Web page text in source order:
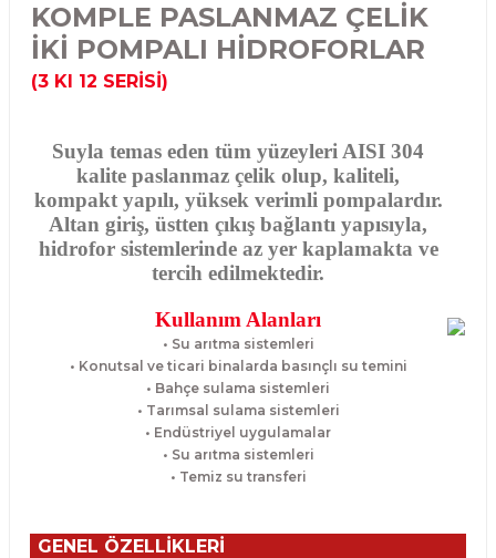
KOMPLE PASLANMAZ ÇELİK
İKİ POMPALI HİDROFORLAR
(3 KI 12 SERİSİ)
Suyla temas eden tüm yüzeyleri AISI 304
kalite paslanmaz çelik olup, kaliteli,
kompakt yapılı, yüksek verimli pompalardır.
Altan giriş, üstten çıkış bağlantı yapısıyla,
hidrofor sistemlerinde az yer kaplamakta ve
tercih edilmektedir.
Kullanım Alanları
• Su arıtma sistemleri
• Konutsal ve ticari binalarda basınçlı su temini
• Bahçe sulama sistemleri
• Tarımsal sulama sistemleri
• Endüstriyel uygulamalar
• Su arıtma sistemleri
• Temiz su transferi
GENEL ÖZELLİKLERİ